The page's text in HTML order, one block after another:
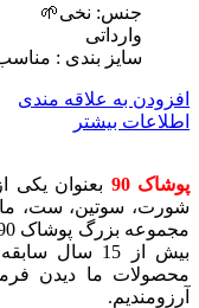
جنس: نخی🌱
وارداتی
سایز بندی : مناسب برای
افزودن به علاقه مندی
اطلاعات بیشتر
پوشاک 90
بعنوان یکی
شورت، سوتین، ست،
بیش از 15
محصولات ما دیدن
آرزومندیم.